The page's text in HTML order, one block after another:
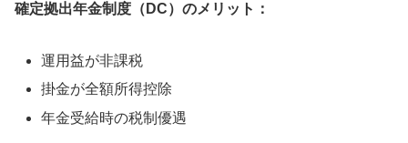
確定拠出年金制度（DC）のメリット：
運用益が非課税
掛金が全額所得控除
年金受給時の税制優遇